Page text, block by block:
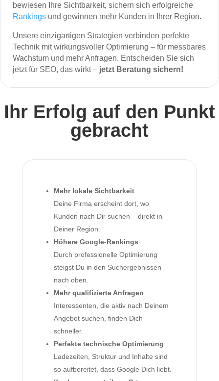
bewiesen Ihre Sichtbarkeit, sichern sich erfolgreiche
Rankings und gewinnen mehr Kunden in Ihrer Region.
Unsere einzigartigen Strategien verbinden perfekte
Technik mit wirkungsvoller Optimierung – für messbares
Wachstum und mehr Anfragen. Entscheiden Sie sich
jetzt für SEO, das wirkt – jetzt Beratung sichern!
Ihr Erfolg auf den Punkt
gebracht
Mehr lokale Sichtbarkeit
Deine Firma erscheint dort, wo
Kunden nach Dir suchen – direkt in
Deiner Region.
Höhere Google-Rankings
Durch professionelle Optimierung
steigst Du in den Suchergebnissen
nach oben.
Mehr qualifizierte Anfragen
Interessenten, die aktiv nach Deinem
Angebot suchen, finden Dich
schneller.
Perfekte technische Optimierung
Ladezeiten, Struktur und Inhalte sind
so aufbereitet, dass Google Dich liebt.